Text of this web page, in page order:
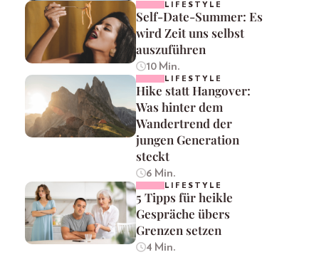
LIFESTYLE
Self-Date-Summer: Es
wird Zeit uns selbst
auszuführen
10 Min.
LIFESTYLE
Hike statt Hangover:
Was hinter dem
Wandertrend der
jungen Generation
steckt
6 Min.
LIFESTYLE
5 Tipps für heikle
Gespräche übers
Grenzen setzen
4 Min.